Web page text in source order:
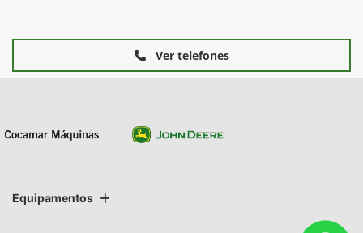
Ver telefones
Equipamentos